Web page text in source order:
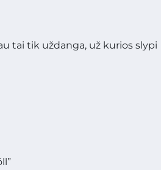
tai tik uždanga, už kurios slypi